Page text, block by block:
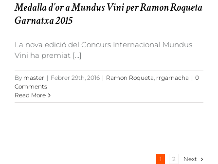
Medalla d’or a Mundus Vini per Ramon Roqueta
Garnatxa 2015
La nova edició del Concurs Internacional Mundus
Vini ha premiat [...]
By master | Febrer 29th, 2016 | Ramon Roqueta, rrgarnacha | 0
Comments
Read More
1 2 Next